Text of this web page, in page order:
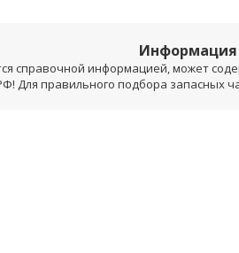
Информация
справочной информацией, может
Для правильного подбора запасных